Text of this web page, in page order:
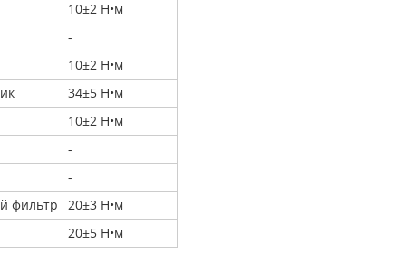
10±2 Н•м
-
10±2 Н•м
34±5 Н•м
10±2 Н•м
-
-
фильтр
20±3 Н•м
20±5 Н•м